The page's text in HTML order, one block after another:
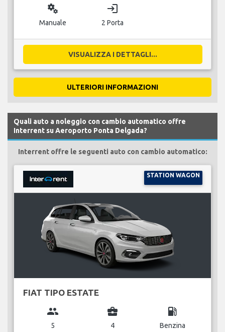
miscellaneous_services
Manuale
login
2 Porta
VISUALIZZA I DETTAGLI...
ULTERIORI INFORMAZIONI
Quali auto a noleggio con cambio automatico offre
Interrent su Aeroporto Ponta Delgada?
Interrent offre le seguenti auto con cambio automatico:
STATION WAGON
FIAT TIPO ESTATE
group
5
business_center
4
local_gas_station
Benzina